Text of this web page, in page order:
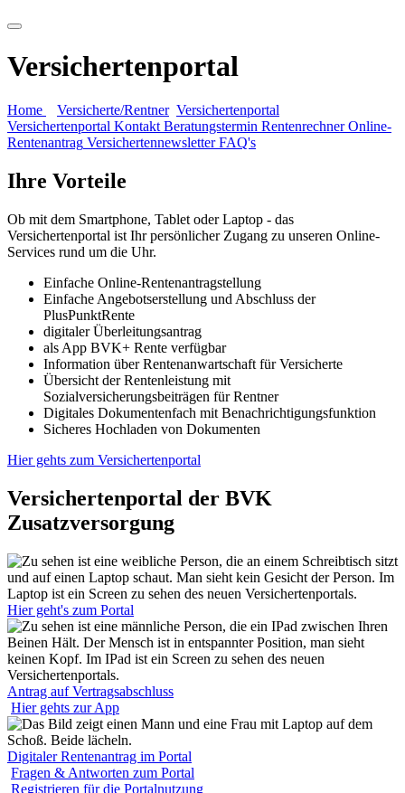
Versichertenportal
Home Versicherte/Rentner Versichertenportal
Versichertenportal Kontakt Beratungstermin Rentenrechner Online-
Rentenantrag Versichertennewsletter FAQ's
Ihre Vorteile
Ob mit dem Smartphone, Tablet oder Laptop - das
Versichertenportal ist Ihr persönlicher Zugang zu unseren Online-
Services rund um die Uhr.
Einfache Online-Rentenantragstellung
Einfache Angebotserstellung und Abschluss der
PlusPunktRente
digitaler Überleitungsantrag
als App BVK+ Rente verfügbar
Information über Rentenanwartschaft für Versicherte
Übersicht der Rentenleistung mit
Sozialversicherungsbeiträgen für Rentner
Digitales Dokumentenfach mit Benachrichtigungsfunktion
Sicheres Hochladen von Dokumenten
Hier gehts zum Versichertenportal
Versichertenportal der BVK
Zusatzversorgung
Hier geht's zum Portal
Antrag auf Vertragsabschluss
Hier gehts zur App
Digitaler Rentenantrag im Portal
Fragen & Antworten zum Portal
Registrieren für die Portalnutzung